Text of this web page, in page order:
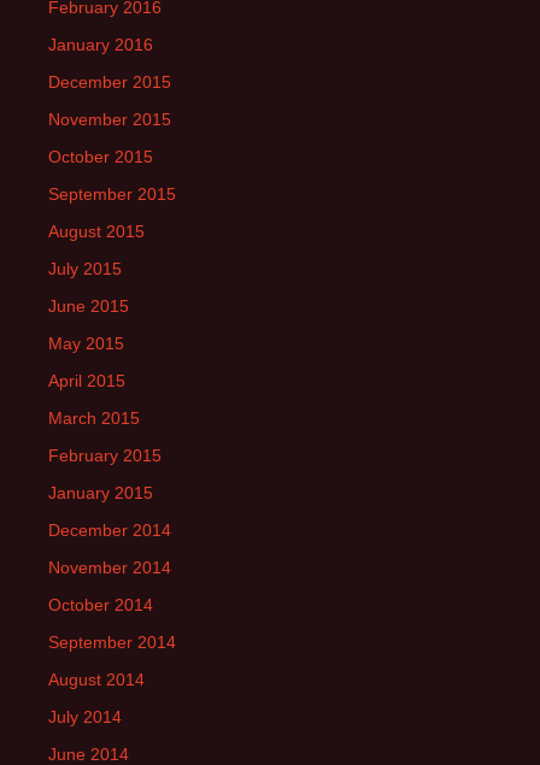
February 2016
January 2016
December 2015
November 2015
October 2015
September 2015
August 2015
July 2015
June 2015
May 2015
April 2015
March 2015
February 2015
January 2015
December 2014
November 2014
October 2014
September 2014
August 2014
July 2014
June 2014